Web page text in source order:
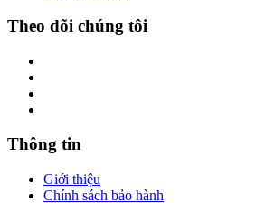
Theo dõi chúng tôi
Thông tin
Giới thiệu
Chính sách bảo hành